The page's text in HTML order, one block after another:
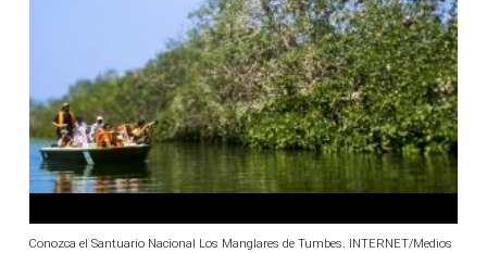
Conozca el Santuario Nacional Los Manglares de Tumbes. INTERNET/Medios